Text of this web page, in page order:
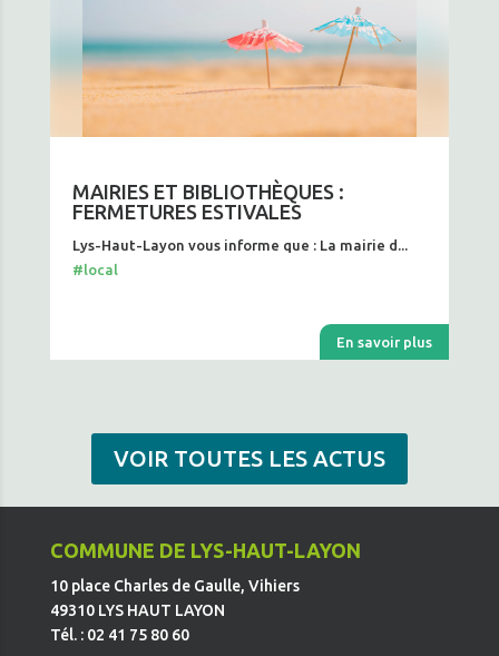
MAIRIES ET BIBLIOTHÈQUES :
FERMETURES ESTIVALES
Lys-Haut-Layon vous informe que : La mairie d...
#local
En savoir plus
VOIR TOUTES LES ACTUS
COMMUNE DE LYS-HAUT-LAYON
10 place Charles de Gaulle, Vihiers
49310 LYS HAUT LAYON
Tél. : 02 41 75 80 60